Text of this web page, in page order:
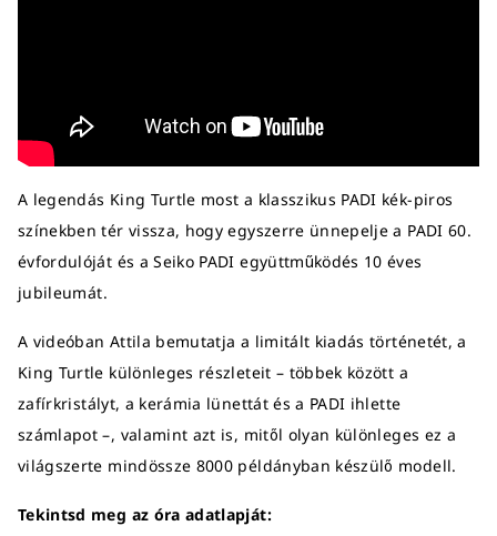
A legendás King Turtle most a klasszikus PADI kék-piros
színekben tér vissza, hogy egyszerre ünnepelje a PADI 60.
évfordulóját és a Seiko PADI együttműködés 10 éves
jubileumát.
A videóban Attila bemutatja a limitált kiadás történetét, a
King Turtle különleges részleteit – többek között a
zafírkristályt, a kerámia lünettát és a PADI ihlette
számlapot –, valamint azt is, mitől olyan különleges ez a
világszerte mindössze 8000 példányban készülő modell.
Tekintsd meg az óra adatlapját: